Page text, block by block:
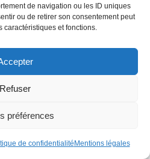
de navigation ou les ID uniques
ou de retirer son consentement peut
caractéristiques et fonctions.
Refuser
préférences
de confidentialité Mentions légales
à le faire.
au